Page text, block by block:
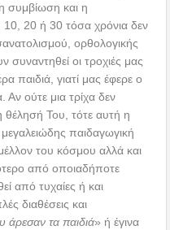
η συμβίωση και η
10, 20 ή 30 τόσα χρόνια δεν
ορθολογικής
οι τροχιές μας
παιδιά, γιατί μας έφερε ο
Αν ούτε μια τρίχα δεν
θέλησή Του, τότε αυτή η
παιδαγωγική
του κόσμου αλλά και
από οποιαδήποτε
από τυχαίες ή και
διαθέσεις και
άρεσαν τα παιδιά» ή έγινα